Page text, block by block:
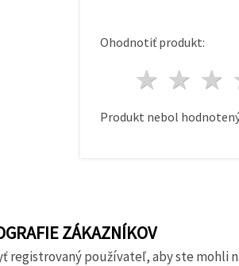
Ohodnotiť produkt:
2
1
Produkt nebol
ZÁKAZNÍKOV
registrovaný používateľ, aby ste mohli